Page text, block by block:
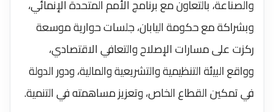
والصناعة، بالتعاون مع برنامج الأمم المتحدة الإنمائي،
وبشراكة مع حكومة اليابان، جلسات حوارية موسعة
ركزت على مسارات الإصلاح والتعافي الاقتصادي،
وواقع البيئة التنظيمية والتشريعية والمالية، ودور الدولة
في تمكين القطاع الخاص، وتعزيز مساهمته في التنمية.